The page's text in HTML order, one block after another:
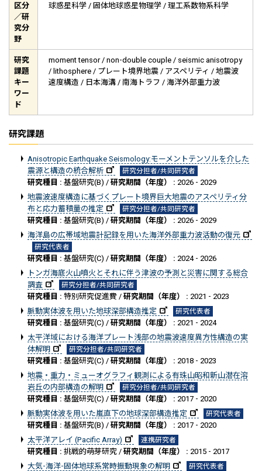
区分
／研
究分
野
球惑星科学 / 固体地球惑星物理学 / 理工系数物系科学
研究
課題
キー
ワー
ド
moment tensor / non-double couple / seismic anisotropy
/ lithosphere / プレート境界地震 / アスペリティ / 地震波
速度構造 / 日本海溝 / 南海トラフ / 海洋外部重力波
研究課題
Anisotropic Earthquake Seismology:モーメントテンソルを介した
震源と構造の統合解析
研究分担者/共同研究者
研究種目 : 基盤研究(B) / 研究期間（年度） : 2026 - 2029
地震波速度構造に基づくプレート境界巨大地震のアスペリティ分
布と応力蓄積量の推定
研究分担者/共同研究者
研究種目 : 基盤研究(B) / 研究期間（年度） : 2026 - 2029
海洋島の広帯域地震計記録を用いた海洋外部重力波活動の復元
研究代表者
研究種目 : 基盤研究(C) / 研究期間（年度） : 2024 - 2026
トンガ海底火山噴火とそれに伴う津波の予測と災害に関する総合
調査
研究分担者/共同研究者
研究種目 : 特別研究促進費 / 研究期間（年度） : 2021 - 2023
脈動実体波を用いた地球深部構造推定
研究代表者
研究種目 : 基盤研究(C) / 研究期間（年度） : 2021 - 2024
太平洋域における海洋プレート浅部の地震波速度異方性構造の実
体解明
研究分担者/共同研究者
研究種目 : 基盤研究(C) / 研究期間（年度） : 2018 - 2023
地震・重力・ミューオグラフィ観測による有珠山昭和新山潜在溶
岩丘の内部構造の解明
研究分担者/共同研究者
研究種目 : 基盤研究(C) / 研究期間（年度） : 2017 - 2020
脈動実体波を用いた嵐直下の地球深部構造推定
研究代表者
研究種目 : 基盤研究(B) / 研究期間（年度） : 2017 - 2020
太平洋アレイ (Pacific Array)
連携研究者
研究種目 : 挑戦的萌芽研究 / 研究期間（年度） : 2015 - 2017
大気-海洋-固体地球系常時振動現象の解明
研究代表者